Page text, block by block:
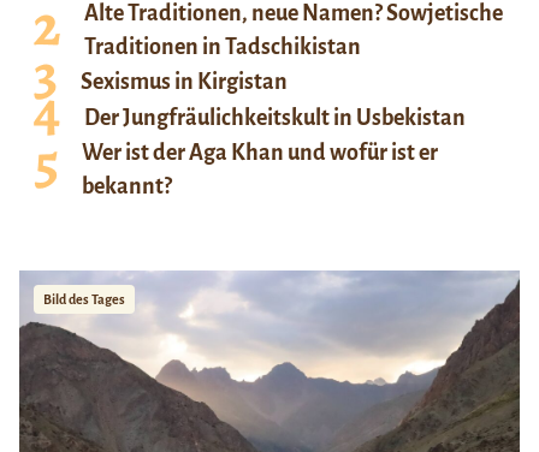
Alte Traditionen, neue Namen? Sowjetische
Traditionen in Tadschikistan
Sexismus in Kirgistan
Der Jungfräulichkeitskult in Usbekistan
Wer ist der Aga Khan und wofür ist er
bekannt?
Bild des Tages